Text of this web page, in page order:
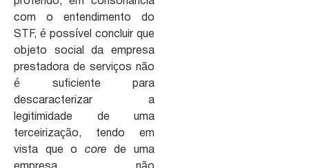
com o entendimento do
STF, é possível concluir que
objeto social da empresa
prestadora de serviços não
é suficiente para
descaracterizar a
legitimidade de uma
terceirização, tendo em
vista que o core de uma